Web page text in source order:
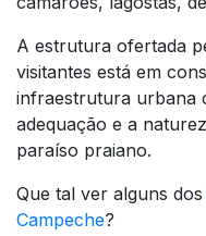
A estrutura ofertada
visitantes está em
infraestrutura urbana
adequação e a
paraíso praiano.
Que tal ver alguns dos
Campeche?